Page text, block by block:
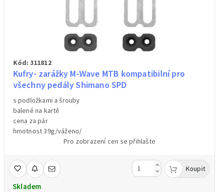
Kód: 311812
Kufry- zarážky M-Wave MTB kompatibilní pro
všechny pedály Shimano SPD
s podložkami a šrouby
balené na kartě
cena za pár
hmotnost 39g/váženo/
Pro zobrazení cen se přihlašte
Skladem
Koupit